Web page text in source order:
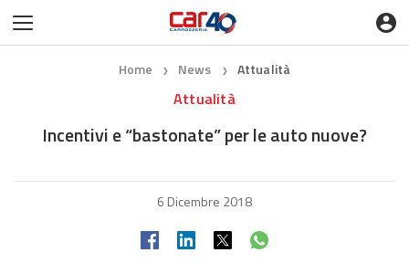
Home ❯ News ❯ Attualità
Attualità
Incentivi e “bastonate” per le auto nuove?
6 Dicembre 2018